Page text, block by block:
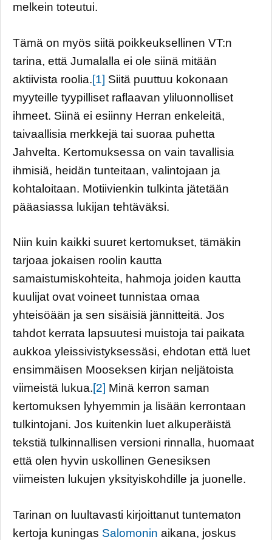
melkein toteutui.
Tämä on myös siitä poikkeuksellinen VT:n
tarina, että Jumalalla ei ole siinä mitään
aktiivista roolia.[1] Siitä puuttuu kokonaan
myyteille tyypilliset raflaavan yliluonnolliset
ihmeet. Siinä ei esiinny Herran enkeleitä,
taivaallisia merkkejä tai suoraa puhetta
Jahvelta. Kertomuksessa on vain tavallisia
ihmisiä, heidän tunteitaan, valintojaan ja
kohtaloitaan. Motiivienkin tulkinta jätetään
pääasiassa lukijan tehtäväksi.
Niin kuin kaikki suuret kertomukset, tämäkin
tarjoaa jokaisen roolin kautta
samaistumiskohteita, hahmoja joiden kautta
kuulijat ovat voineet tunnistaa omaa
yhteisöään ja sen sisäisiä jännitteitä. Jos
tahdot kerrata lapsuutesi muistoja tai paikata
aukkoa yleissivistyksessäsi, ehdotan että luet
ensimmäisen Mooseksen kirjan neljätoista
viimeistä lukua.[2] Minä kerron saman
kertomuksen lyhyemmin ja lisään kerrontaan
tulkintojani. Jos kuitenkin luet alkuperäistä
tekstiä tulkinnallisen versioni rinnalla, huomaat
että olen hyvin uskollinen Genesiksen
viimeisten lukujen yksityiskohdille ja juonelle.
Tarinan on luultavasti kirjoittanut tuntematon
kertoja kuningas Salomonin aikana, joskus